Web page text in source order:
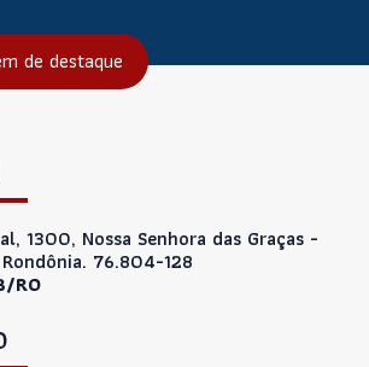
de destaque
1300, Nossa Senhora das Graças -
76.804-128
RO